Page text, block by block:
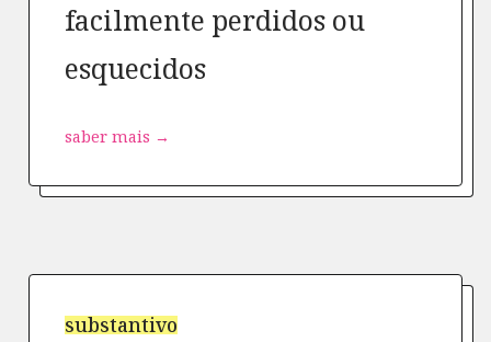
facilmente perdidos ou
esquecidos
saber mais →
substantivo